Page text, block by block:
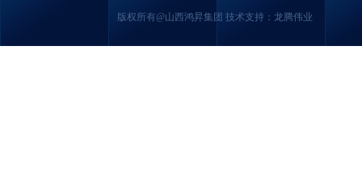
版权所有@山西鸿昇集团 技术支持：龙腾伟业